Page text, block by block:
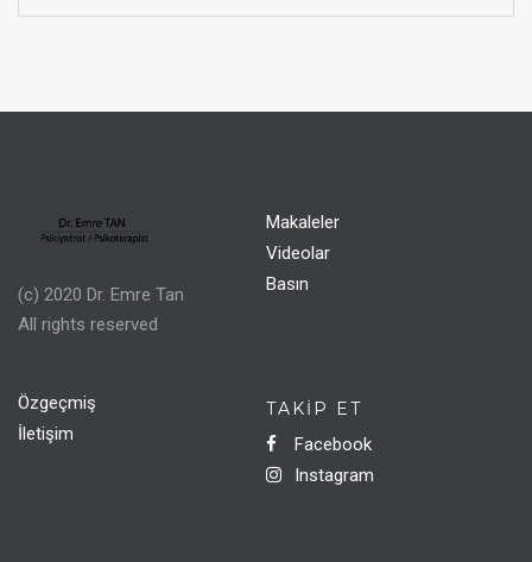
(c) 2020 Dr. Emre Tan
All rights reserved
Makaleler
Videolar
Basın
Özgeçmiş
İletişim
TAKIP ET
Facebook
Instagram